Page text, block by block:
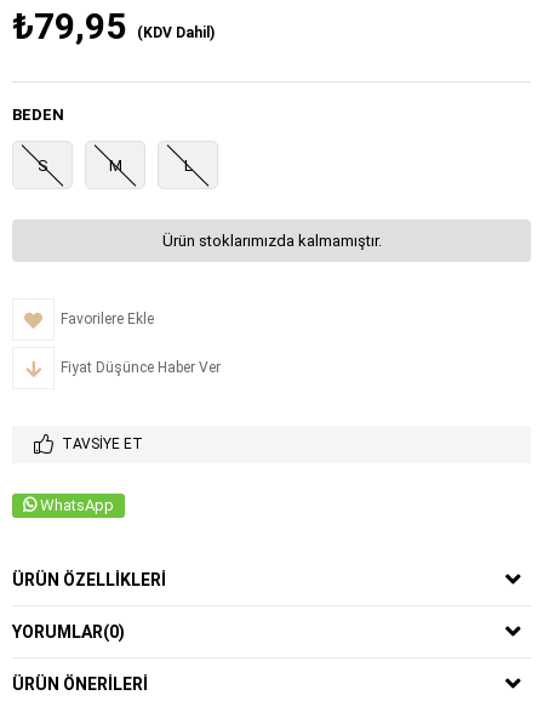
₺79,95 (KDV Dahil)
BEDEN
S M L
Ürün stoklarımızda kalmamıştır.
Favorilere Ekle
Fiyat Düşünce Haber Ver
TAVSIYE ET
WhatsApp
ÜRÜN ÖZELLIKLERI
YORUMLAR(0)
ÜRÜN ÖNERILERI